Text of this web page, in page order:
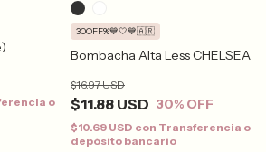
o
Bombacha Alta Less CHELSEA
$11.88 USD
$16.97 USD
30% OFF
30OFF%💙🤍💙🇦🇷
$10.69 USD con Transferencia o
depósito bancario